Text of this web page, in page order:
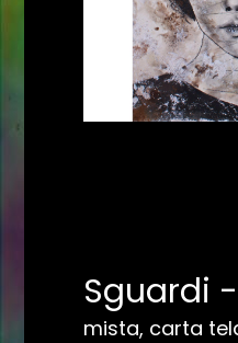
Sguardi -
mista, carta